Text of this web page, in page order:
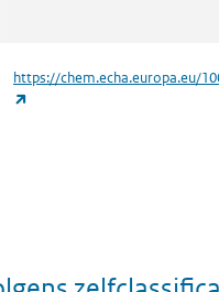
https://chem.echa.europa.eu/